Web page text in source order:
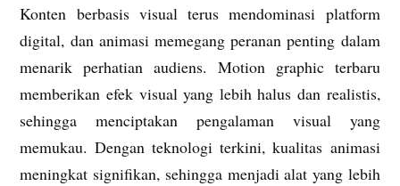
Konten berbasis visual terus mendominasi platform
digital, dan animasi memegang peranan penting dalam
menarik perhatian audiens. Motion graphic terbaru
memberikan efek visual yang lebih halus dan realistis,
sehingga menciptakan pengalaman visual yang
memukau. Dengan teknologi terkini, kualitas animasi
meningkat signifikan, sehingga menjadi alat yang lebih